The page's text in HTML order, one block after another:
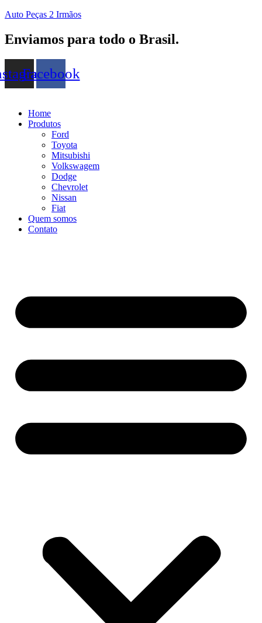
Auto Peças 2 Irmãos
Enviamos para todo o Brasil.
Facebook
Home
Produtos
Ford
Toyota
Mitsubishi
Volkswagem
Dodge
Chevrolet
Nissan
Fiat
Quem somos
Contato